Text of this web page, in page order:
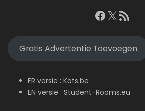
Facebook
X RSS feed
Gratis Advertentie Toevoegen
FR versie : Kots.be
EN versie : Student-Rooms.eu